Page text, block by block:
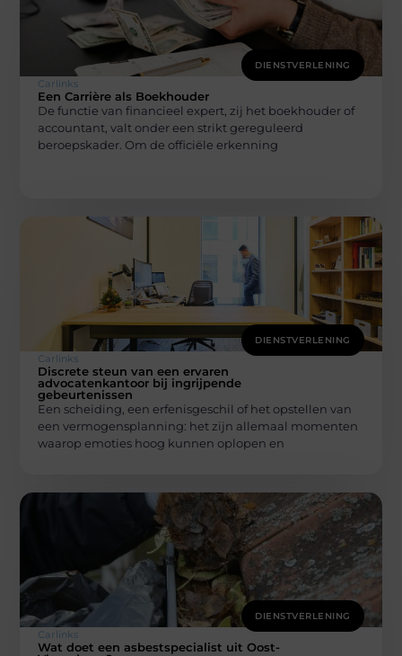
DIENSTVERLENING
Carlinks
Een Carrière als Boekhouder
De functie van financieel expert, zij het boekhouder of
accountant, valt onder een strikt gereguleerd
beroepskader. Om de officiële erkenning
DIENSTVERLENING
Carlinks
Discrete steun van een ervaren
advocatenkantoor bij ingrijpende
gebeurtenissen
Een scheiding, een erfenisgeschil of het opstellen van
een vermogensplanning: het zijn allemaal momenten
waarop emoties hoog kunnen oplopen en
DIENSTVERLENING
Carlinks
Wat doet een asbestspecialist uit Oost-